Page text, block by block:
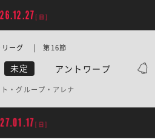
[日]
未定 アントワープ
リーグ | 第16節
・グループ・アレナ
[日]